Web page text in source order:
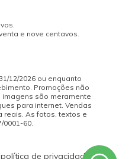
e nove centavos.
12/2026 ou enquanto
Promoções não
são meramente
para internet. Vendas
reais. As fotos, textos e
60.
de privacidade.